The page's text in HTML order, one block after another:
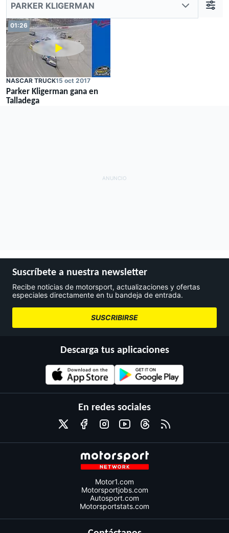
PARKER KLIGERMAN
01:26
NASCAR TRUCK15 oct 2017
Parker Kligerman gana en
Talladega
Suscríbete a nuestra newsletter
Recibe noticias de motorsport, actualizaciones y ofertas
especiales directamente en tu bandeja de entrada.
SUSCRIBIRSE
Descarga tus aplicaciones
En redes sociales
Motor1.com
Motorsportjobs.com
Autosport.com
Motorsportstats.com